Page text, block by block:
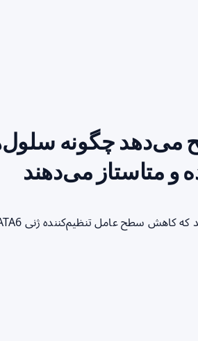
می‌دهد چگونه
و متاستاز می‌دهند